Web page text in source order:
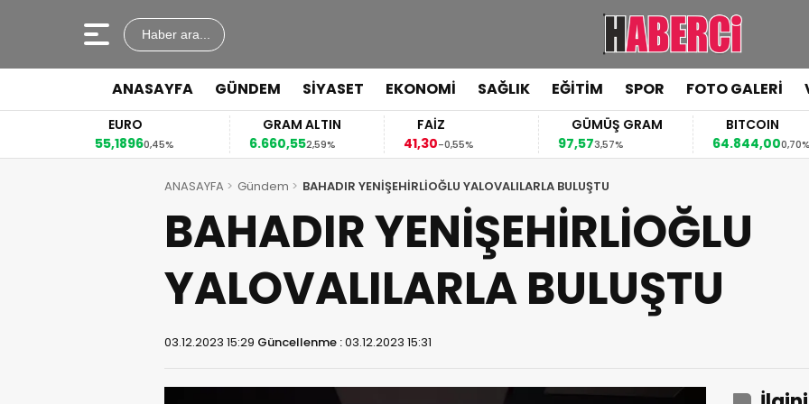
Haber ara...
ANASAYFA GÜNDEM SİYASET EKONOMİ SAĞLIK EĞİTİM SPOR FOTO GALERİ
EURO
55,18960,45%
GRAM ALTIN
6.660,552,59%
FAİZ
41,30-0,55%
GÜMÜŞ GRAM
97,573,57%
BITCOIN
64.844,000,70%
ANASAYFA Gündem BAHADIR YENİŞEHİRLİOĞLU YALOVALILARLA BULUŞTU
BAHADIR YENİŞEHİRLİOĞLU
YALOVALILARLA BULUŞTU
03.12.2023 15:29 Güncellenme :03.12.2023 15:31